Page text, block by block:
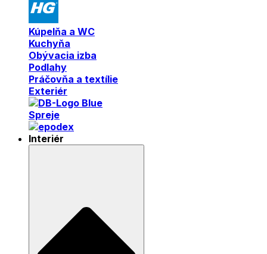
Kúpelňa a WC
Kuchyňa
Obývacia izba
Podlahy
Práčovňa a textílie
Exteriér
Spreje
Interiér